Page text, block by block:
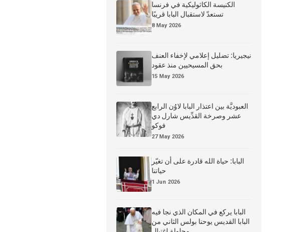
الكنيسة الكاثوليكية في فرنسا
تستعدّ لاستقبال البابا قريبًا
8 May 2026
نيجيريا: تضليل إعلامي لإخفاء العنف
بحق المسيحيين منذ عقود
15 May 2026
العبوديَّة بين اعتذار البابا لاوُن الرابع
عشر وصرخة القدِّيس شارل دي
فوكو
27 May 2026
البابا: حياة الله قادرة على أن تغيّر
حياتنا
1 Jun 2026
البابا يركع في المكان الذي نجا فيه
البابا القديس يوحنا بولس الثاني من